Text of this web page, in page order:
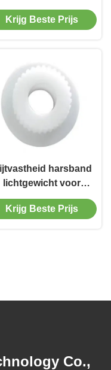
stofdicht voor
bandwisselaar
Krijg Beste Prijs
harsband
lichtgewicht voor
remplaat
reserveonderdelen
Krijg Beste Prijs
Co.,